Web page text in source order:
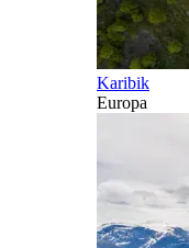
Karibik
Europa